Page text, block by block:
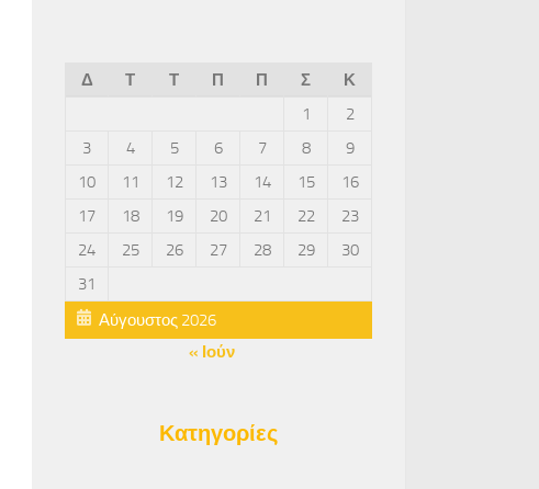
Αύγουστος 2026
Δ Τ Τ Π Π Σ
Κ
1
2
3
4 5 6 7 8
9
10
11 12 13 14 15
16
17
18 19 20 21 22
23
24
25 26 27 28 29
30
31
« Ιούν
Κατηγορίες